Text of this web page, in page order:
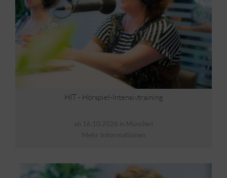
HIT - Hörspiel-Intensivtraining
ab 16.10.2026 in München
Mehr Informationen